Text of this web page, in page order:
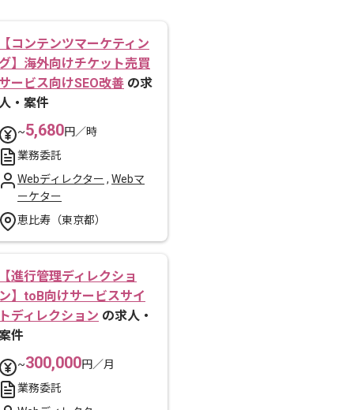
【コンテンツマーケティン
グ】海外向けチケット売買
サービス向けSEO改善 の求
・案件
~5,680円／時
業務委託
Webディレクター , Webマ
ーケター
恵比寿（東京都）
【進行管理ディレクショ
ン】toB向けサービスサイ
トディレクション の求人・
件
~300,000円／月
業務委託